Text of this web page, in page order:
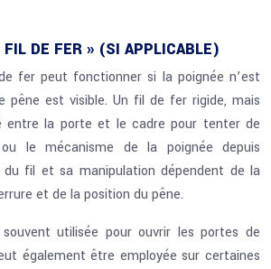
DE FER » (SI APPLICABLE)
fer peut fonctionner si la poignée n’est
pêne est visible. Un fil de fer rigide, mais
entre la porte et le cadre pour tenter de
le mécanisme de la poignée depuis
du fil et sa manipulation dépendent de la
et de la position du pêne.
utilisée pour ouvrir les portes de
également être employée sur certaines